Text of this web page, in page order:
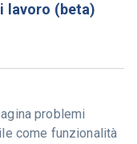
lavoro (beta)
problemi
come funzionalità